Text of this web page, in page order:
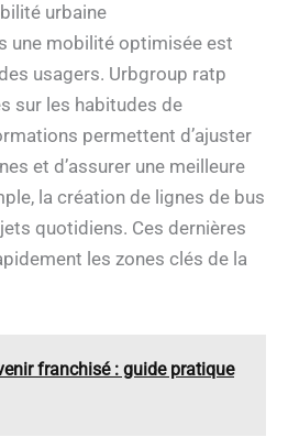
urbaine
une mobilité optimisée est
usagers. Urbgroup ratp
sur les habitudes de
permettent d’ajuster
et d’assurer une meilleure
la création de lignes de bus
quotidiens. Ces dernières
les zones clés de la
franchisé : guide pratique